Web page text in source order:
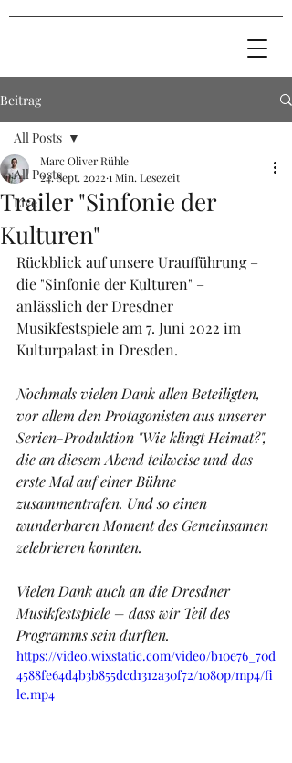
Beitrag
All Posts
Live
All Posts
Trailer "Sinfonie der
Kulturen"
Marc Oliver Rühle
24. Sept. 2022 1 Min. Lesezeit
Rückblick auf unsere Uraufführung –
die "Sinfonie der Kulturen" –
anlässlich der Dresdner
Musikfestspiele am 7. Juni 2022 im
Kulturpalast in Dresden.
Nochmals vielen Dank allen Beteiligten,
vor allem den Protagonisten aus unserer
Serien-Produktion "Wie klingt Heimat?",
die an diesem Abend teilweise und das
erste Mal auf einer Bühne
zusammentrafen. Und so einen
wunderbaren Moment des Gemeinsamen
zelebrieren konnten.
Vielen Dank auch an die Dresdner
Musikfestspiele – dass wir Teil des
Programms sein durften.
https://video.wixstatic.com/video/b10e76_70d
4588fe64d4b3b855dcd1312a30f72/1080p/mp4/fi
le.mp4